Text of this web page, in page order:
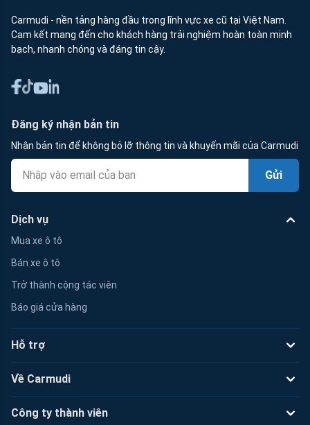
Carmudi - nền tảng hàng đầu trong lĩnh vực xe cũ tại Việt Nam.
Cam kết mang đến cho khách hàng trải nghiệm hoàn toàn minh
bạch, nhanh chóng và đáng tin cậy.
Đăng ký nhận bản tin
Nhận bản tin để không bỏ lỡ thông tin và khuyến mãi của Carmudi
Gửi
Dịch vụ
Mua xe ô tô
Bán xe ô tô
Trở thành cộng tác viên
Báo giá cửa hàng
Hỗ trợ
Về Carmudi
Công ty thành viên